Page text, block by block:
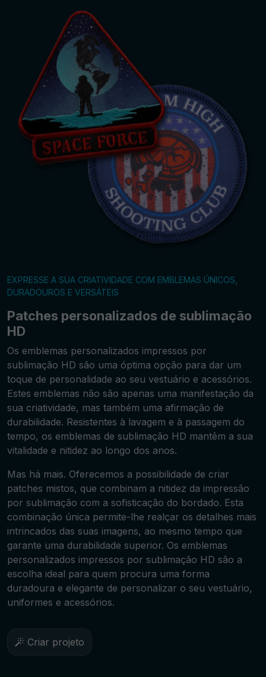
EXPRESSE A SUA CRIATIVIDADE COM EMBLEMAS ÚNICOS,
DURADOUROS E VERSÁTEIS
Patches personalizados de sublimação
HD
Os emblemas personalizados impressos por
sublimação HD são uma óptima opção para dar um
toque de personalidade ao seu vestuário e acessórios.
Estes emblemas não são apenas uma manifestação da
sua criatividade, mas também uma afirmação de
durabilidade. Resistentes à lavagem e à passagem do
tempo, os emblemas de sublimação HD mantêm a sua
vitalidade e nitidez ao longo dos anos.
Mas há mais. Oferecemos a possibilidade de criar
patches mistos, que combinam a nitidez da impressão
por sublimação com a sofisticação do bordado. Esta
combinação única permite-lhe realçar os detalhes mais
intrincados das suas imagens, ao mesmo tempo que
garante uma durabilidade superior. Os emblemas
personalizados impressos por sublimação HD são a
escolha ideal para quem procura uma forma
duradoura e elegante de personalizar o seu vestuário,
uniformes e acessórios.
Criar projeto